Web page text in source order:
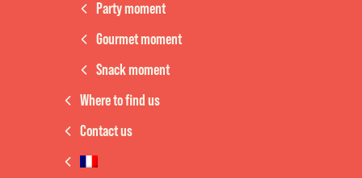
Party moment
Gourmet moment
Snack moment
Where to find us
Contact us